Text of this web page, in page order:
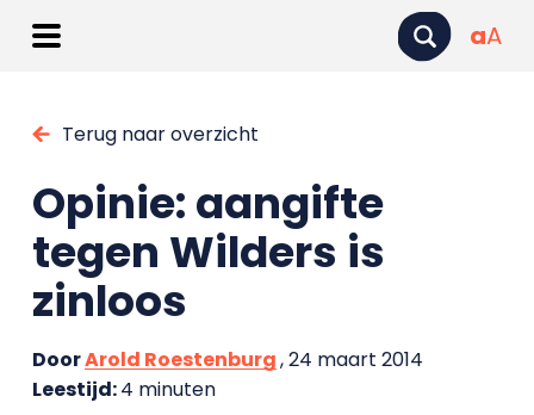
aA
Terug naar overzicht
Opinie: aangifte
tegen Wilders is
zinloos
DoorArold Roestenburg, 24 maart 2014
Leestijd:4 minuten